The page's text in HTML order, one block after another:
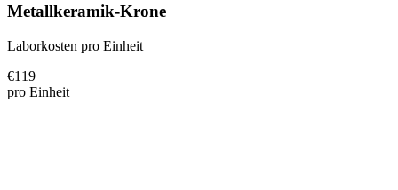
Metallkeramik-Krone
Laborkosten pro Einheit
€119
pro Einheit